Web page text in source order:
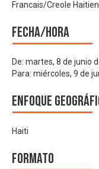
Francais/Creole Haitien
Fecha/hora
De: martes, 8 de junio
Para: miércoles, 9 de
Enfoque
Haiti
Formato